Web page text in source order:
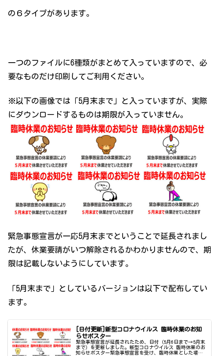
の６タイプがあります。
一つのファイルに6種類がまとめて入っていますので、必
要なものだけ印刷してご利用ください。
※以下の画像では「5月末まで」と入っていますが、実際
にダウンロードするものは期限が入っていません。
緊急事態宣言が一応5月末までということで延長されまし
たが、休業要請がいつ解除されるかわかりませんので、期
限は記載しないようにしています。
「5月末まで」としているバージョンは以下で配布してい
ます。
[日付更新]新型コロナウイルス 臨時休業のお知
らせポスター
緊急事態宣言が延長されたため、日付（5月6日まで→5月末
まで）を更新しました。新型コロナウイルス 臨時休業のお
知らせポスター緊急事態宣言を受け、臨時休業とした場合